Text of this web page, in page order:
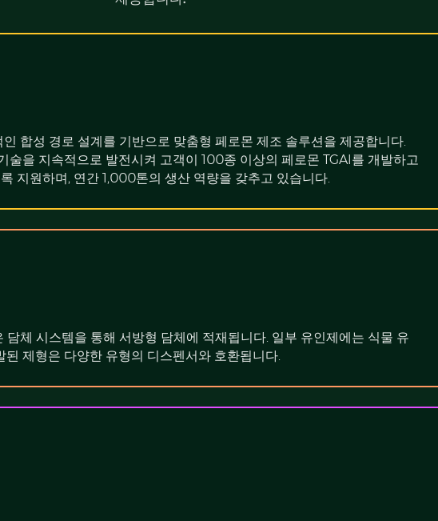
합성 경로 설계를 기반으로 맞춤형 페로몬 제조 솔루션을 제공합니다.
술을 지속적으로 발전시켜 고객이 100종 이상의 페로몬 TGAI를 개발하고
지원하며, 연간 1,000톤의 생산 역량을 갖추고 있습니다.
담체 시스템을 통해 서방형 담체에 적재됩니다. 일부 유인제에는 식물 유
된 제형은 다양한 유형의 디스펜서와 호환됩니다.